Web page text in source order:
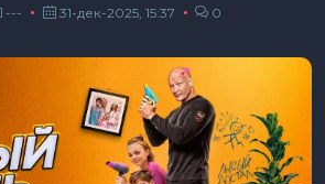
--- 31-дек-2025, 15:37 0